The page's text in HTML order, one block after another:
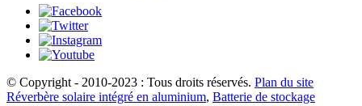
© Copyright - 2010-2023 : Tous droits réservés. Plan du site
Réverbère solaire intégré en aluminium, Batterie de stockage